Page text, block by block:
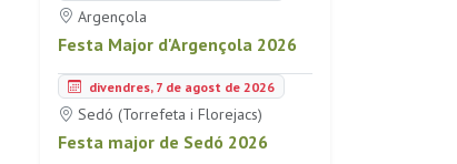
Argençola
Festa Major d'Argençola 2026
divendres, 7 de agost de 2026
Sedó (Torrefeta i Florejacs)
Festa major de Sedó 2026